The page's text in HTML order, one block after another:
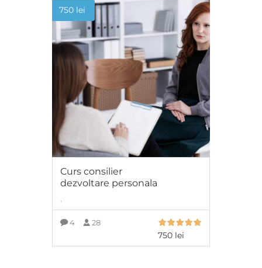
750 lei
Curs consilier
dezvoltare personala
4 28
750 lei